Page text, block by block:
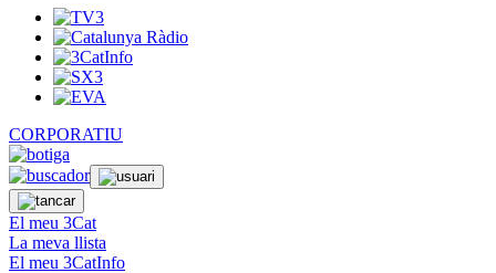
CORPORATIU
El meu 3Cat
La meva llista
El meu 3CatInfo